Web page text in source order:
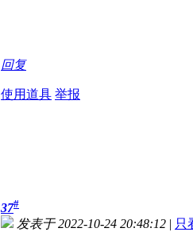
回复
使用道具 举报
37#
发表于 2022-10-24 20:48:12 | 只